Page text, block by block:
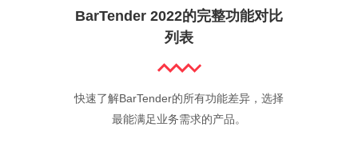
BarTender 2022的完整功能对比
列表
快速了解BarTender的所有功能差异，选择
最能满足业务需求的产品。